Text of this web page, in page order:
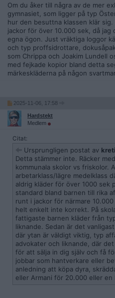
Om du åker till några av de mer
gymnasiet, som ligger på typ
hur den besuttna klassen klär
jackor för över 10.000 sek, då
egna ögon. Just vräktiga loggor
och typ proffsidrottare,
som Chrippa och Joakim Lundell
med fejkade kopior bland detta
märkeskläderna på någon
2025-11-06, 17:58
Hardstekt
Medlem
Citat:
Ursprungligen postat av
Detta stämmer inte. Räcker
kommunala skolor vs friskolor.
arbetarklass/lägre medelklass
aldrig kläder för över 1000 sek
standard bland barnen till rika
runt i jackor för närmare
helt enkelt inte korrekt. På
fattigaste barnen kläder från
liknande. Sedan är det
där ytan är väldigt viktig, typ
advokater och liknande, där
för att sälja in dig själv och få
jobbar som hantverkare eller
anledning att köpa dyra,
eller Armani för 20.000 eller en